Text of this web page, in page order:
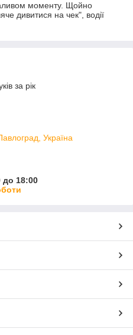
моменту. Щойно
дивитися на чек", водії
за рік
Україна
до 18:00